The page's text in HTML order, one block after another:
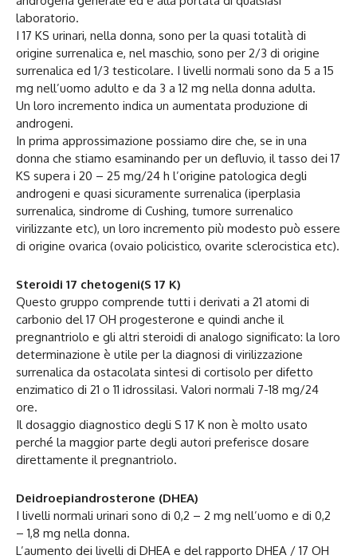
laboratorio.
I 17 KS urinari, nella donna, sono per la quasi totalità di
origine surrenalica e, nel maschio, sono per 2/3 di origine
surrenalica ed 1/3 testicolare. I livelli normali sono da 5 a 15
mg nell’uomo adulto e da 3 a 12 mg nella donna adulta.
Un loro incremento indica un aumentata produzione di
androgeni.
In prima approssimazione possiamo dire che, se in una
donna che stiamo esaminando per un defluvio, il tasso dei 17
KS supera i 20 – 25 mg/24 h l’origine patologica degli
androgeni e quasi sicuramente surrenalica (iperplasia
surrenalica, sindrome di Cushing, tumore surrenalico
virilizzante etc), un loro incremento più modesto può essere
di origine ovarica (ovaio policistico, ovarite sclerocistica etc).
Steroidi 17 chetogeni(S 17 K)
Questo gruppo comprende tutti i derivati a 21 atomi di
carbonio del 17 OH progesterone e quindi anche il
pregnantriolo e gli altri steroidi di analogo significato: la loro
determinazione è utile per la diagnosi di virilizzazione
surrenalica da ostacolata sintesi di cortisolo per difetto
enzimatico di 21 o 11 idrossilasi. Valori normali 7-18 mg/24
ore.
Il dosaggio diagnostico degli S 17 K non è molto usato
perché la maggior parte degli autori preferisce dosare
direttamente il pregnantriolo.
Deidroepiandrosterone (DHEA)
I livelli normali urinari sono di 0,2 – 2 mg nell’uomo e di 0,2
– 1,8 mg nella donna.
L’aumento dei livelli di DHEA e del rapporto DHEA / 17 OH